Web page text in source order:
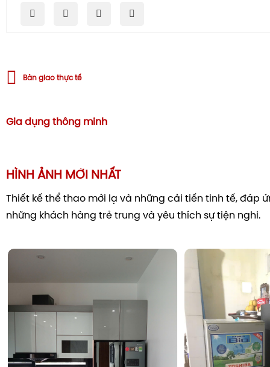
Bàn giao thực tế
Gia dụng thông minh
HÌNH ẢNH MỚI NHẤT
Thiết kế thể thao mới lạ và những cải tiến tinh tế, đáp
những khách hàng trẻ trung và yêu thích sự tiện nghi.